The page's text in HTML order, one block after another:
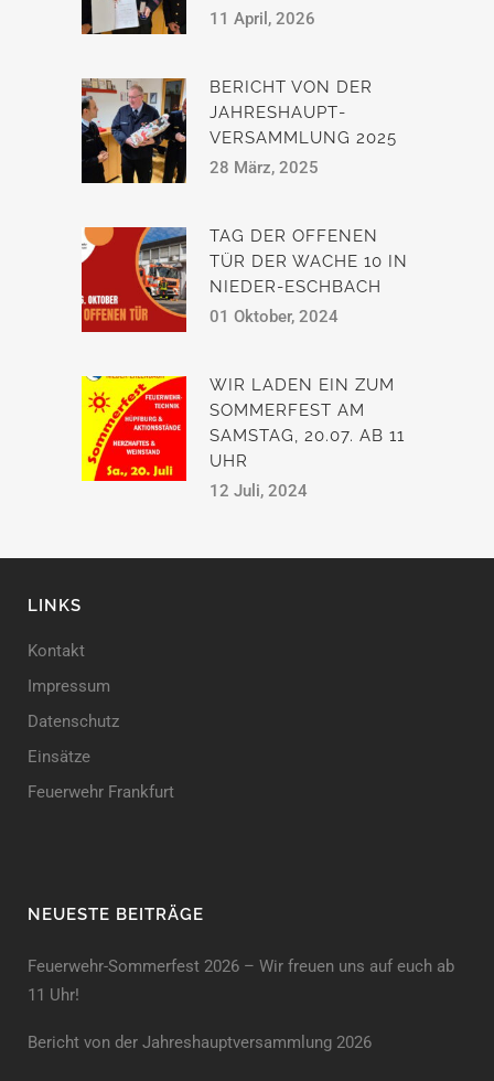
11 April, 2026
BERICHT VON DER
JAHRESHAUPT­
VERSAMMLUNG 2025
28 März, 2025
TAG DER OFFENEN
TÜR DER WACHE 10 IN
NIEDER-ESCHBACH
01 Oktober, 2024
WIR LADEN EIN ZUM
SOMMERFEST AM
SAMSTAG, 20.07. AB 11
UHR
12 Juli, 2024
LINKS
Kontakt
Impressum
Datenschutz
Einsätze
Feuerwehr Frankfurt
NEUESTE BEITRÄGE
Feuerwehr-Sommerfest 2026 – Wir freuen uns auf euch ab
11 Uhr!
Bericht von der Jahreshauptversammlung 2026